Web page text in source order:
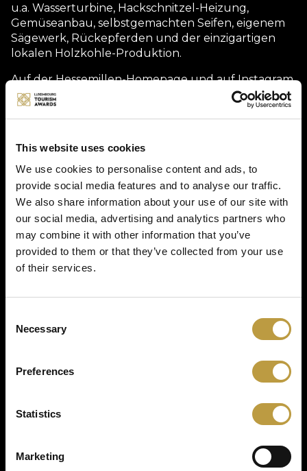
This website uses cookies
We use cookies to personalise content and ads, to
provide social media features and to analyse our traffic.
We also share information about your use of our site with
our social media, advertising and analytics partners who
may combine it with other information that you’ve
provided to them or that they’ve collected from your use
of their services.
Selection
Necessary
Preferences
Statistics
Marketing
Description
Die Hessemillen ist eine familiengeführte Mühle, die
Landtourismus, Seminarhaus und Forstwirtschaft
vereint und den Gästen aus dem In- und Ausland
Photo gallery
u.a. Wasserturbine, Hackschnitzel-Heizung,
Gemüseanbau, selbstgemachten Seifen, eigenem
Sägewerk, Rückepferden und der einzigartigen
lokalen Holzkohle-Produktion.
Auf der Hessemillen-Homepage und auf Instagram
gibt es Einblicke in unser Schaffen und das
Ferienhaus, um ein Gefühl für unseren Lebensweg
individueller Service mit Herz im Mittelpunkt.